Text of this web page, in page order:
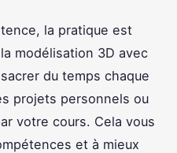
la pratique est
modélisation 3D avec
du temps chaque
projets personnels ou
votre cours. Cela vous
et à mieux